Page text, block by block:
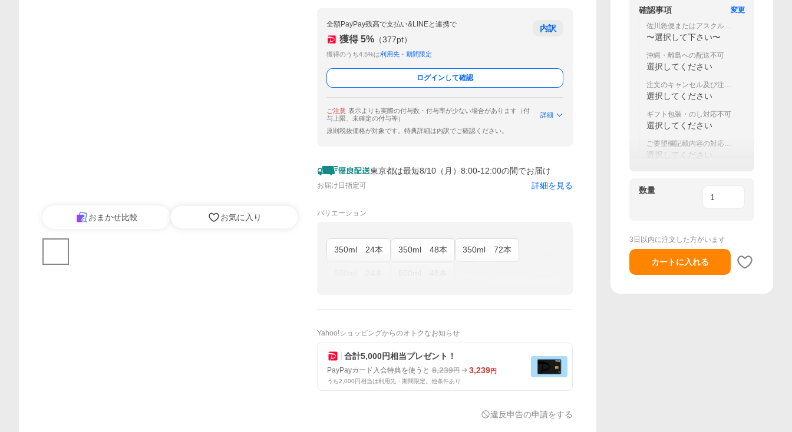
おまかせ比較 お気に入り
全額PayPay残高で支払い&LINEと連携で
獲得 5% （377pt）
獲得のうち4.5%は利用先・期間限定
内訳
ログインして確認
ご注意 表示よりも実際の付与数・付与率が少ない場合があります（付
与上限、未確定の付与等）
詳細
原則税抜価格が対象です。特典詳細は内訳でご確認ください。
東京都は最短8/10（月）8:00-12:00の間でお届け
お届け日指定可 詳細を見る
バリエーション
350ml 24本 350ml 48本 350ml 72本
Yahoo!ショッピングからのオトクなお知らせ
合計5,000円相当プレゼント！
PayPayカード入会特典を使うと 8,239円 3,239円
うち2,000円相当は利用先・期間限定。他条件あり
違反申告の申請をする
確認事項
変更
佐川急便またはアスクルロ
ジストでの発送
〜選択して下さい〜
沖縄・離島への配送不可
選択してください
注文のキャンセル及び注文
内容の変更不可
選択してください
ギフト包装・のし対応不可
選択してください
ご要望欄記載内容の対応不
可
選択してください
数量
3日以内に注文した方がいます
カートに入れる